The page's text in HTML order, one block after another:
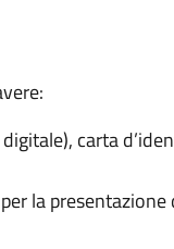
carta
la presentazione